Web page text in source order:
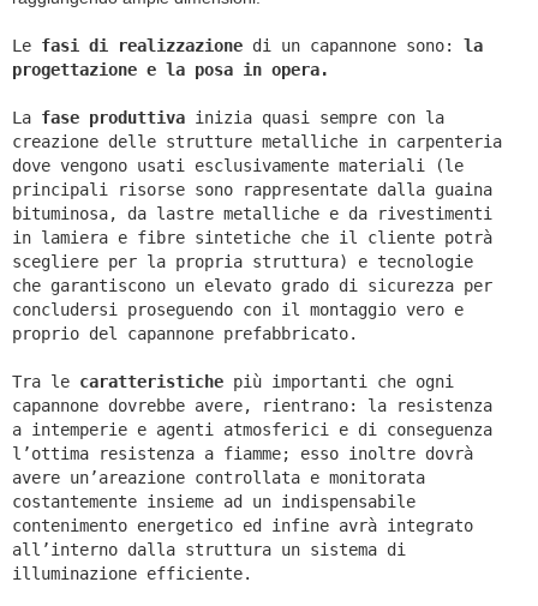
Le fasi di realizzazione di un capannone sono: la
progettazione e la posa in opera.
La fase produttiva inizia quasi sempre con la
creazione delle strutture metalliche in carpenteria
dove vengono usati esclusivamente materiali (le
principali risorse sono rappresentate dalla guaina
bituminosa, da lastre metalliche e da rivestimenti
in lamiera e fibre sintetiche che il cliente potrà
scegliere per la propria struttura) e tecnologie
che garantiscono un elevato grado di sicurezza per
concludersi proseguendo con il montaggio vero e
proprio del capannone prefabbricato.
Tra le caratteristiche più importanti che ogni
capannone dovrebbe avere, rientrano: la resistenza
a intemperie e agenti atmosferici e di conseguenza
l’ottima resistenza a fiamme; esso inoltre dovrà
avere un’areazione controllata e monitorata
costantemente insieme ad un indispensabile
contenimento energetico ed infine avrà integrato
all’interno dalla struttura un sistema di
illuminazione efficiente.